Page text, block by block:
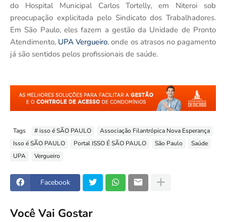
do Hospital Municipal Carlos Tortelly, em Niteroi sob
preocupação explicitada pelo Sindicato dos Trabalhadores.
Em São Paulo, eles fazem a gestão da Unidade de Pronto
Atendimento, UPA Vergueiro, onde os atrasos no pagamento
já são sentidos pelos profissionais de saúde.
Tags # isso é SÃO PAULO
Associação Filantrópica Nova Esperança
Isso é SÃO PAULO
Portal ISSO É SÃO PAULO São Paulo
Saúde
UPA
Vergueiro
Facebook
Você Vai Gostar